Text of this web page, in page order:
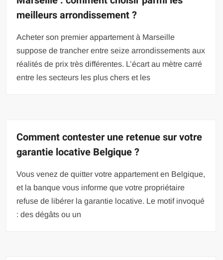
meilleurs arrondissement ?
Acheter son premier appartement à Marseille
suppose de trancher entre seize arrondissements aux
réalités de prix très différentes. L’écart au mètre carré
entre les secteurs les plus chers et les
Comment contester une retenue sur votre
garantie locative Belgique ?
Vous venez de quitter votre appartement en Belgique,
et la banque vous informe que votre propriétaire
refuse de libérer la garantie locative. Le motif invoqué
: des dégâts ou un